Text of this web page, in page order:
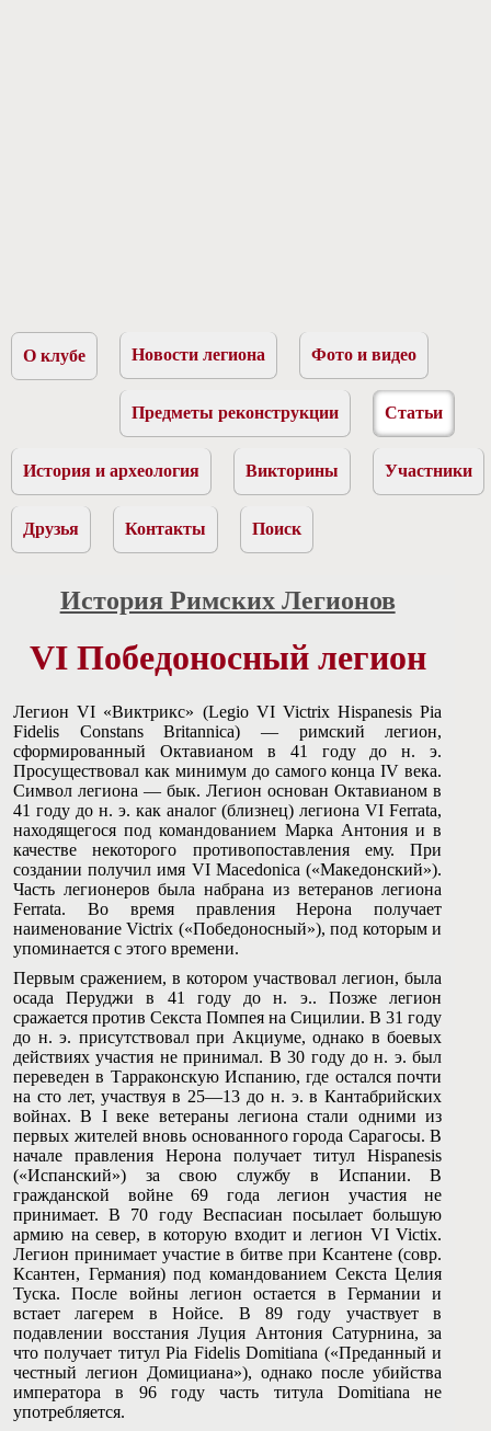
О клубе Новости легиона Фото и видео
Предметы реконструкции Статьи
История и археология Викторины Участники
Друзья Контакты Поиск
История Римских Легионов
VI Победоносный легион
Легион VI «Виктрикс» (Legio VI Victrix Hispanesis Pia
Fidelis Constans Britannica) — римский легион,
сформированный Октавианом в 41 году до н. э.
Просуществовал как минимум до самого конца IV века.
Символ легиона — бык. Легион основан Октавианом в
41 году до н. э. как аналог (близнец) легиона VI Ferrata,
находящегося под командованием Марка Антония и в
качестве некоторого противопоставления ему. При
создании получил имя VI Macedonica («Македонский»).
Часть легионеров была набрана из ветеранов легиона
Ferrata. Во время правления Нерона получает
наименование Victrix («Победоносный»), под которым и
упоминается с этого времени.
Первым сражением, в котором участвовал легион, была
осада Перуджи в 41 году до н. э.. Позже легион
сражается против Секста Помпея на Сицилии. В 31 году
до н. э. присутствовал при Акциуме, однако в боевых
действиях участия не принимал. В 30 году до н. э. был
переведен в Тарраконскую Испанию, где остался почти
на сто лет, участвуя в 25—13 до н. э. в Кантабрийских
войнах. В I веке ветераны легиона стали одними из
первых жителей вновь основанного города Сарагосы. В
начале правления Нерона получает титул Hispanesis
(«Испанский») за свою службу в Испании. В
гражданской войне 69 года легион участия не
принимает. В 70 году Веспасиан посылает большую
армию на север, в которую входит и легион VI Victix.
Легион принимает участие в битве при Ксантене (совр.
Ксантен, Германия) под командованием Секста Целия
Туска. После войны легион остается в Германии и
встает лагерем в Нойсе. В 89 году участвует в
подавлении восстания Луция Антония Сатурнина, за
что получает титул Pia Fidelis Domitiana («Преданный и
честный легион Домициана»), однако после убийства
императора в 96 году часть титула Domitiana не
употребляется.